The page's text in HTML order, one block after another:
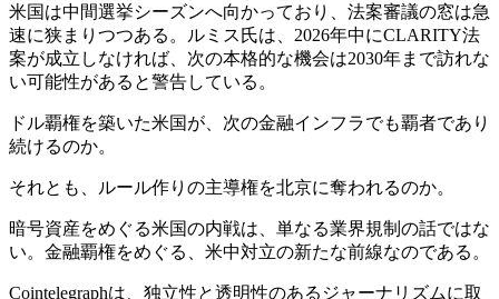
米国は中間選挙シーズンへ向かっており、法案審議の窓は急
速に狭まりつつある。ルミス氏は、2026年中にCLARITY法
案が成立しなければ、次の本格的な機会は2030年まで訪れな
い可能性があると警告している。
ドル覇権を築いた米国が、次の金融インフラでも覇者であり
続けるのか。
それとも、ルール作りの主導権を北京に奪われるのか。
暗号資産をめぐる米国の内戦は、単なる業界規制の話ではな
い。金融覇権をめぐる、米中対立の新たな前線なのである。
Cointelegraphは、独立性と透明性のあるジャーナリズムに取